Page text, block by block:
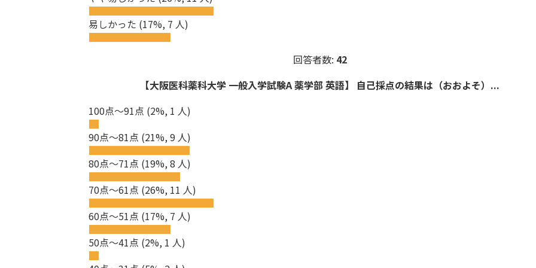
易しかった (17%, 7 人)
回答者数: 42
【大阪医科薬科大学 一般入学試験A 薬学部 英語】 自己採点の結果は（おおよそ）...
100点～91点 (2%, 1 人)
90点～81点 (21%, 9 人)
80点～71点 (19%, 8 人)
70点～61点 (26%, 11 人)
60点～51点 (17%, 7 人)
50点～41点 (2%, 1 人)